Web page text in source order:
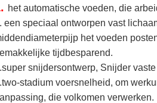
het automatische voeden, die
een speciaal ontworpen vast
het voeden
tijdbesparend.
snijdersontwerp, Snijder
stadium voersnelheid, om
die volkomen verwerken.